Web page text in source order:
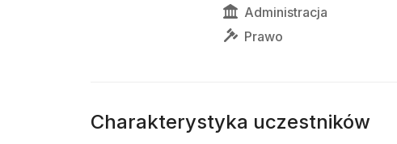
Administracja
Prawo
Charakterystyka uczestników